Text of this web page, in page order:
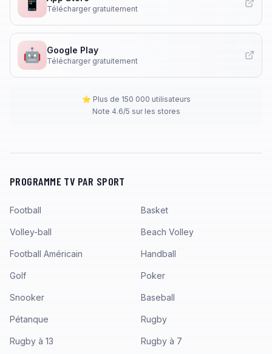
Télécharger gratuitement
🤖 Google Play
Télécharger gratuitement
⭐ Plus de 150 000 utilisateurs
Note 4.6/5 sur les stores
PROGRAMME TV PAR SPORT
Football Basket
Volley-ball Beach Volley
Football Américain Handball
Golf Poker
Snooker Baseball
Pétanque Rugby
Rugby à 13 Rugby à 7